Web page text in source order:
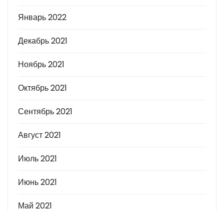
Январь 2022
Декабрь 2021
Ноябрь 2021
Октябрь 2021
Сентябрь 2021
Август 2021
Июль 2021
Июнь 2021
Май 2021